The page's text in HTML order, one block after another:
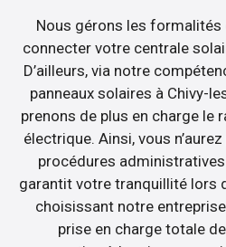
Nous gérons les formalités
connecter votre centrale
D’ailleurs, via notre
panneaux solaires à Chivy-
prenons de plus en charge le
électrique. Ainsi, vous
procédures
garantit votre tranquillité lors
choisissant notre
prise en charge totale